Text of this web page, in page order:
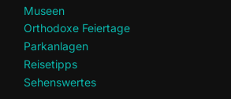
Museen
Orthodoxe Feiertage
Parkanlagen
Reisetipps
Sehenswertes